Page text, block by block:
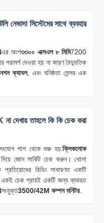
নেভাদা সিস্টেমের সাথে ব্যবহার
এর অংশ৩৩০০ এক্সএল ৮ মিমি7200
পরামর্শ দেওয়া হয় না কারণ বৈদ্যুতিক
ক্যাবল, এবং ঘনিষ্ঠতা সেন্সর এক
দেখায় তাহলে কি কি চেক করা
পাশ থেকে শুরু হয়.ক্লিকলোক
জোন সার্কিট চেক করুন। খোলা
প্রতিরোধের রিডিং সাধারণত একটি
একই চেক প্রায়ই একটি জন্য ব্যবহৃত
সংযুক্ত3500/42M কম্পন মনিটর.